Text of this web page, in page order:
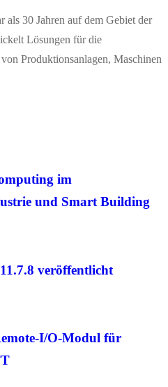
30 Jahren auf dem Gebiet der
Lösungen für die
Produktionsanlagen, Maschinen
im
und Smart Building
veröffentlicht
I/O-Modul für